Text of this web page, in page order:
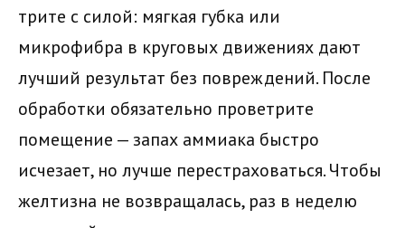
трите с силой: мягкая губка или
микрофибра в круговых движениях дают
лучший результат без повреждений. После
обработки обязательно проветрите
помещение — запах аммиака быстро
исчезает, но лучше перестраховаться. Чтобы
желтизна не возвращалась, раз в неделю